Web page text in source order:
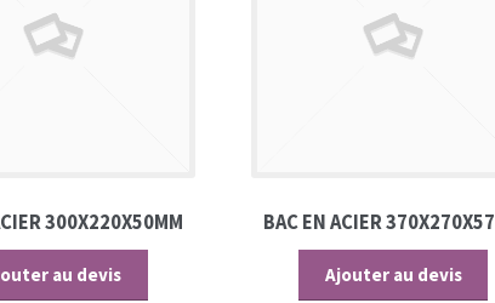
300X220X50MM
au devis
BAC EN ACIER
Ajouter au devis